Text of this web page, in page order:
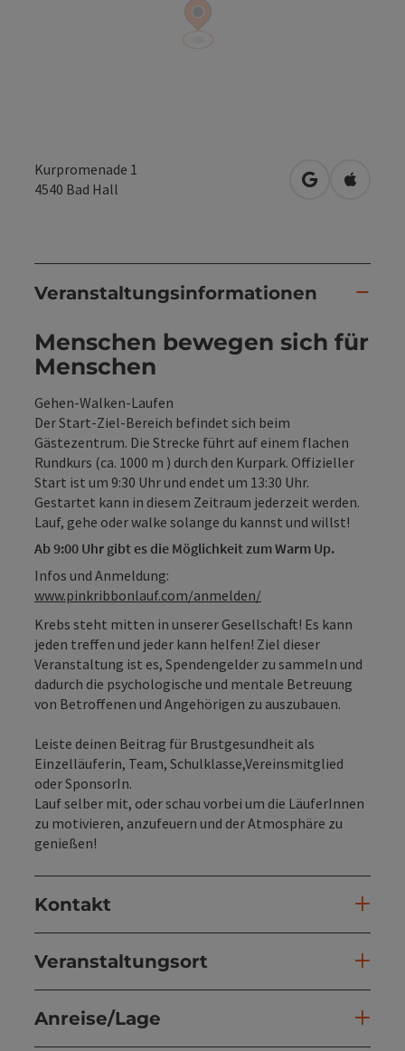
Kurpromenade 1
4540 Bad Hall in Google
in
Veranstaltungsinformationen
Menschen bewegen sich für
Menschen
Gehen-Walken-Laufen
Der Start-Ziel-Bereich befindet sich beim
Gästezentrum. Die Strecke führt auf einem flachen
Rundkurs (ca. 1000 m ) durch den Kurpark. Offizieller
Start ist um 9:30 Uhr und endet um 13:30 Uhr.
Gestartet kann in diesem Zeitraum jederzeit werden.
Lauf, gehe oder walke solange du kannst und willst!
Ab 9:00 Uhr gibt es die Möglichkeit zum Warm Up.
Infos und Anmeldung:
www.pinkribbonlauf.com/anmelden/
Krebs steht mitten in unserer Gesellschaft! Es kann
jeden treffen und jeder kann helfen! Ziel dieser
Veranstaltung ist es, Spendengelder zu sammeln und
dadurch die psychologische und mentale Betreuung
von Betroffenen und Angehörigen zu auszubauen.
Leiste deinen Beitrag für Brustgesundheit als
Einzelläuferin, Team, Schulklasse,Vereinsmitglied
oder SponsorIn.
Lauf selber mit, oder schau vorbei um die LäuferInnen
zu motivieren, anzufeuern und der Atmosphäre zu
genießen!
Kontakt
Veranstaltungsort
Anreise/Lage